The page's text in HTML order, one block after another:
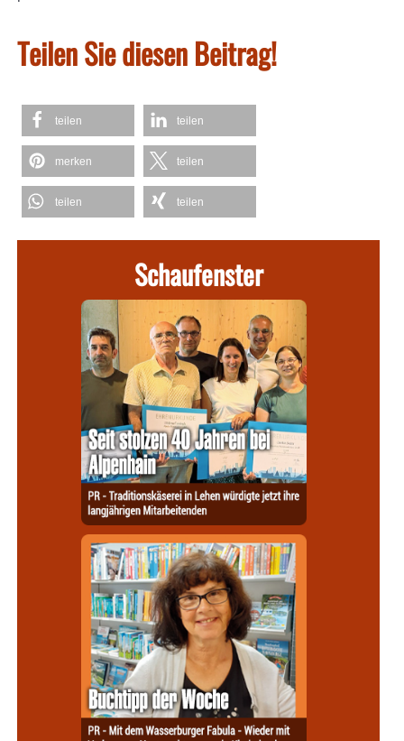
Teilen Sie diesen Beitrag!
teilen teilen
merken teilen
teilen teilen
Schaufenster